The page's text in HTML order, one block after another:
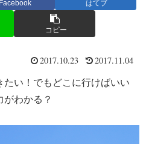
Facebook はてブ
コピー
2017.10.23 2017.11.04
い！でもどこに行けばいい
わかる？